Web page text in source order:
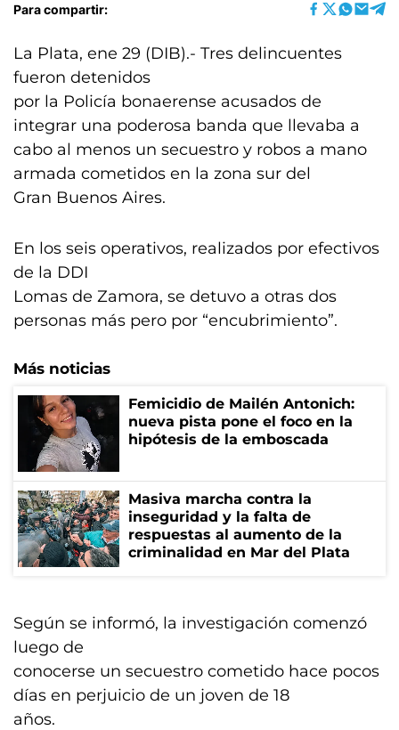
Para compartir:
La Plata, ene 29 (DIB).- Tres delincuentes
fueron detenidos
por la Policía bonaerense acusados de
integrar una poderosa banda que llevaba a
cabo al menos un secuestro y robos a mano
armada cometidos en la zona sur del
Gran Buenos Aires.
En los seis operativos, realizados por efectivos
de la DDI
Lomas de Zamora, se detuvo a otras dos
personas más pero por “encubrimiento”.
Más noticias
Femicidio de Mailén Antonich:
nueva pista pone el foco en la
hipótesis de la emboscada
Masiva marcha contra la
inseguridad y la falta de
respuestas al aumento de la
criminalidad en Mar del Plata
Según se informó, la investigación comenzó
luego de
conocerse un secuestro cometido hace pocos
días en perjuicio de un joven de 18
años.